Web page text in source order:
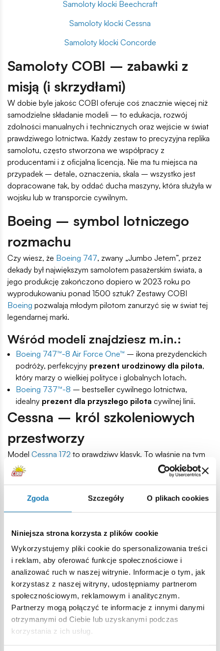
Zgoda Szczegóły O plikach cookies
Niniejsza strona korzysta z plików cookie
Wykorzystujemy pliki cookie do spersonalizowania treści
i reklam, aby oferować funkcje społecznościowe i
analizować ruch w naszej witrynie. Informacje o tym, jak
korzystasz z naszej witryny, udostępniamy partnerom
społecznościowym, reklamowym i analitycznym.
Partnerzy mogą połączyć te informacje z innymi danymi
otrzymanymi od Ciebie lub uzyskanymi podczas
korzystania z ich usług.
Samoloty klocki Beechcraft
Samoloty klocki Cessna
Samoloty klocki Concorde
Samoloty COBI – zabawki z
misją (i skrzydłami)
W dobie byle jakośc COBI oferuje coś znacznie więcej niż
samodzielne składanie modeli – to edukacja, rozwój
zdolności manualnych i technicznych oraz wejście w świat
prawdziwego lotnictwa. Każdy zestaw to precyzyjna replika
samolotu, często stworzona we współpracy z
producentami i z oficjalną licencją. Nie ma tu miejsca na
przypadek – detale, oznaczenia, skala – wszystko jest
dopracowane tak, by oddać ducha maszyny, która służyła w
wojsku lub w transporcie cywilnym.
Boeing – symbol lotniczego
rozmachu
Czy wiesz, że Boeing 747, zwany „Jumbo Jetem”, przez
dekady był największym samolotem pasażerskim świata, a
jego produkcję zakończono dopiero w 2023 roku po
wyprodukowaniu ponad 1500 sztuk? Zestawy COBI
Boeing pozwalają młodym pilotom zanurzyć się w świat tej
legendarnej marki.
Wśród modeli znajdziesz m.in.:
Boeing 747™-8 Air Force One™ – ikona prezydenckich
podróży, perfekcyjny prezent urodzinowy dla pilota,
który marzy o wielkiej polityce i globalnych lotach.
Boeing 737™-8 – bestseller cywilnego lotnictwa,
idealny prezent dla przyszłego pilota cywilnej linii.
Cessna – król szkoleniowych
przestworzy
Model Cessna 172 to prawdziwy klasyk. To właśnie na tym
samolocie uczyło się latać najwięcej pilotów na świecie. Dla
małego fana awiacji to więc wręcz obowiązkowy zestaw w
W ofercie COBI znajdziesz np.:
proporcji i grafik. To świetny prezent dla pilota szybowca,
który powoli przeradza się w pilota samolotów
silnikowych.
Ten model to także praktyczny wstęp do nauki aerodynamiki
– skrzydła, ogon, lotki – wszystko tu jest zrozumiałe nawet
dla 10-latka.
Beechcraft – klasyka i
elegancja w jednym